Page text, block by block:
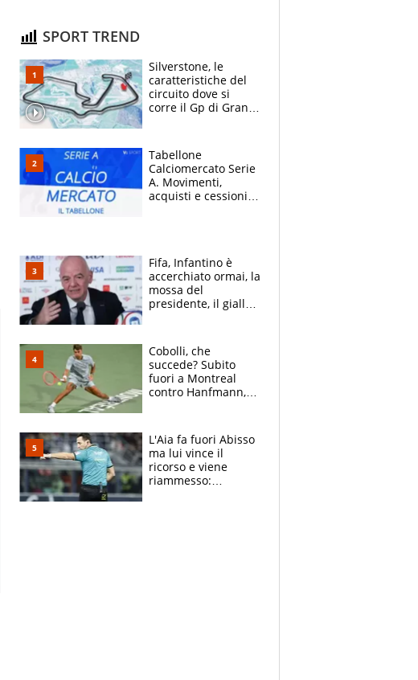
SPORT TREND
Silverstone, le
caratteristiche del
circuito dove si
corre il Gp di Gran
Tabellone
Calciomercato Serie
A. Movimenti,
acquisti e cessioni:
Fifa, Infantino è
accerchiato ormai, la
mossa del
presidente, il giallo
Trump
Cobolli, che
succede? Subito
fuori a Montreal
contro Hanfmann,
L'Aia fa fuori Abisso
ma lui vince il
ricorso e viene
riammesso: